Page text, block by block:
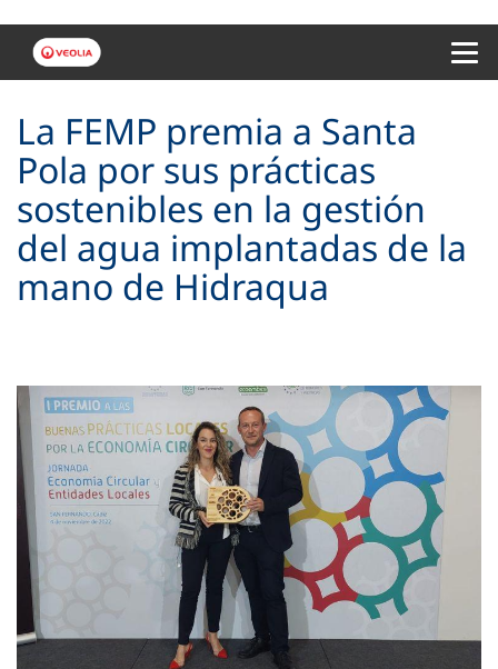
La FEMP premia a Santa
Pola por sus prácticas
sostenibles en la gestión
del agua implantadas de la
mano de Hidraqua